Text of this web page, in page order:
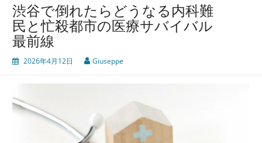
渋谷で倒れたらどうなる内科難
民と忙殺都市の医療サバイバル
最前線
2026年4月12日 Giuseppe